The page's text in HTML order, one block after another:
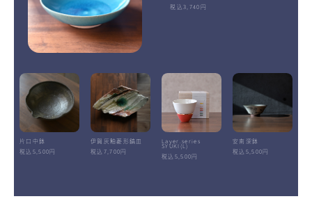
税込3,740円
片口中鉢
税込5,500円
伊賀灰釉菱形鎬皿
税込7,700円
Layer.series
SYUKI(L)
税込5,500円
安南深鉢
税込5,500円